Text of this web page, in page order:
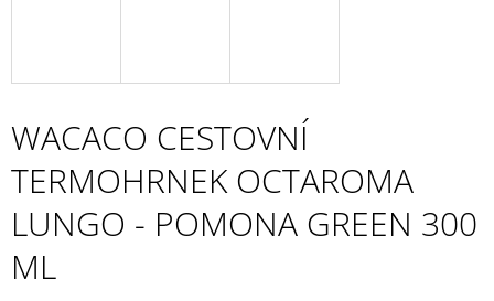
WACACO CESTOVNÍ
TERMOHRNEK OCTAROMA
LUNGO - POMONA GREEN 300
ML
D
O
P
O
R
U
Č